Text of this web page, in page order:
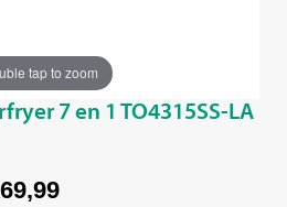
tap to zoom
7 en 1 TO4315SS-LA